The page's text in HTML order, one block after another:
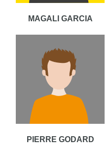
MAGALI GARCIA
PIERRE GODARD